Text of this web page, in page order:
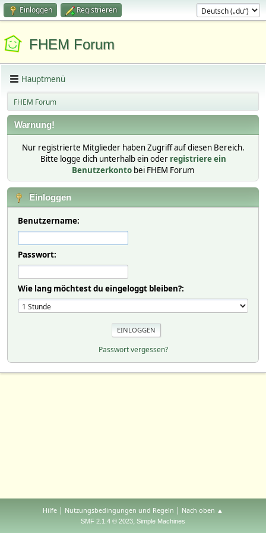
Einloggen Registrieren
FHEM Forum
Hauptmenü
FHEM Forum
Warnung!
Nur registrierte Mitglieder haben Zugriff auf diesen Bereich.
Bitte logge dich unterhalb ein oder registriere ein
Benutzerkonto bei FHEM Forum
Einloggen
Benutzername:
Passwort:
Wie lang möchtest du eingeloggt bleiben?:
Passwort vergessen?
Hilfe | Nutzungsbedingungen und Regeln | Nach oben ▲
SMF 2.1.4 © 2023, Simple Machines